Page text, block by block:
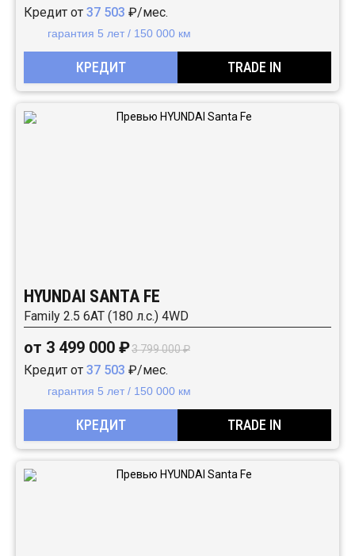
Кредит от 37 503 ₽/мес.
гарантия 5 лет / 150 000 км
КРЕДИТ TRADE IN
HYUNDAI SANTA FE
Family 2.5 6АТ (180 л.с.) 4WD
от 3 499 000 ₽3 799 000 ₽
Кредит от 37 503 ₽/мес.
гарантия 5 лет / 150 000 км
КРЕДИТ TRADE IN